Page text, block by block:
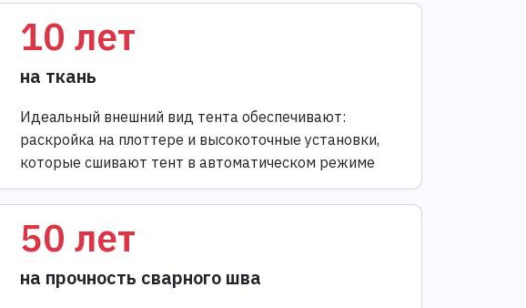
10 лет
на ткань
Идеальный внешний вид тента обеспечивают:
раскройка на плоттере и высокоточные установки,
которые сшивают тент в автоматическом режиме
50 лет
на прочность сварного шва